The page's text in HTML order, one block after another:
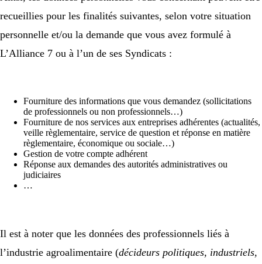
recueillies pour les finalités suivantes, selon votre situation
personnelle et/ou la demande que vous avez formulé à
L’Alliance 7 ou à l’un de ses Syndicats :
Fourniture des informations que vous demandez (sollicitations
de professionnels ou non professionnels…)
Fourniture de nos services aux entreprises adhérentes (actualités,
veille règlementaire, service de question et réponse en matière
règlementaire, économique ou sociale…)
Gestion de votre compte adhérent
Réponse aux demandes des autorités administratives ou
judiciaires
…
Il est à noter que les données des professionnels liés à
l’industrie agroalimentaire (décideurs politiques, industriels,